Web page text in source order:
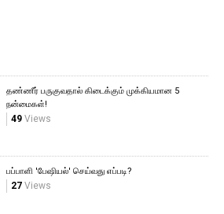
தண்ணீர் பருகுவதால் கிடைக்கும் முக்கியமான 5
நன்மைகள்!
49Views
பப்பாளி 'பேஷியல்' செய்வது எப்படி?
27Views